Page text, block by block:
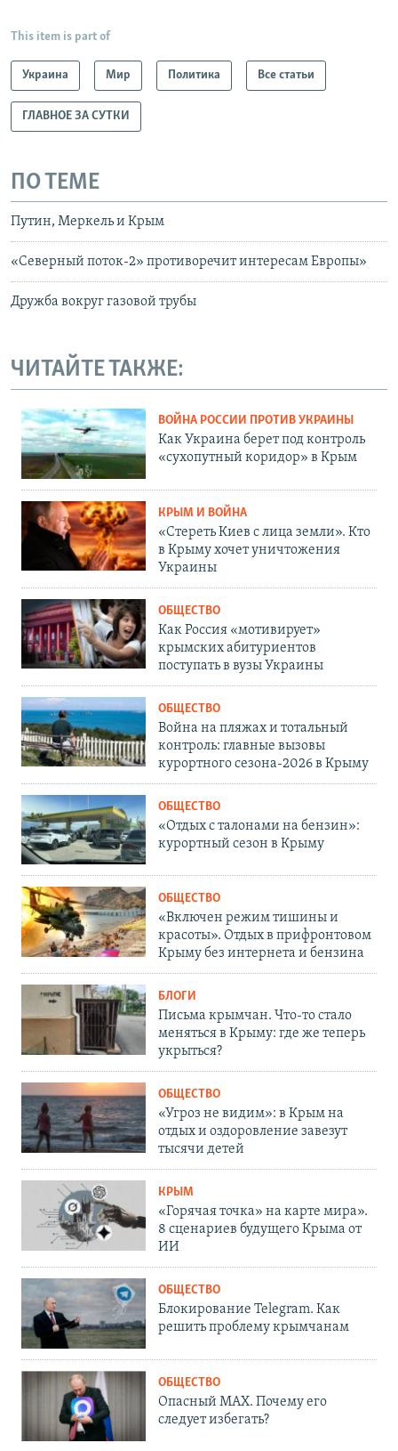
This item is part of
Украина Мир Политика Все статьи
ГЛАВНОЕ ЗА СУТКИ
ПО ТЕМЕ
Путин, Меркель и Крым
«Северный поток-2» противоречит интересам Европы»
Дружба вокруг газовой трубы
ЧИТАЙТЕ ТАКЖЕ:
ВОЙНА РОССИИ ПРОТИВ УКРАИНЫ
Как Украина берет под контроль
«сухопутный коридор» в Крым
КРЫМ И ВОЙНА
«Стереть Киев с лица земли». Кто
в Крыму хочет уничтожения
Украины
ОБЩЕСТВО
Как Россия «мотивирует»
крымских абитуриентов
поступать в вузы Украины
ОБЩЕСТВО
Война на пляжах и тотальный
контроль: главные вызовы
курортного сезона-2026 в Крыму
ОБЩЕСТВО
«Отдых с талонами на бензин»:
курортный сезон в Крыму
ОБЩЕСТВО
«Включен режим тишины и
красоты». Отдых в прифронтовом
Крыму без интернета и бензина
БЛОГИ
Письма крымчан. Что-то стало
меняться в Крыму: где же теперь
укрыться?
ОБЩЕСТВО
«Угроз не видим»: в Крым на
отдых и оздоровление завезут
тысячи детей
КРЫМ
«Горячая точка» на карте мира».
8 сценариев будущего Крыма от
ИИ
ОБЩЕСТВО
Блокирование Telegram. Как
решить проблему крымчанам
ОБЩЕСТВО
Опасный MAX. Почему его
следует избегать?